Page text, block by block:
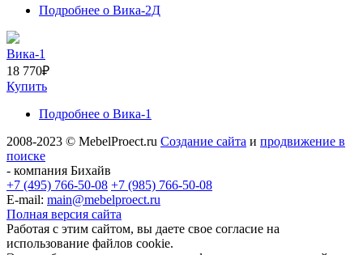
Подробнее о Вика-2Д
Вика-1
18 770₽
Купить
Подробнее о Вика-1
2008-2023 © MebelProect.ru Создание сайта и продвижение в
поиске
- компания Бихайв
+7 (495) 766-50-08 +7 (985) 766-50-08
E-mail: main@mebelproect.ru
Полная версия сайта
Работая с этим сайтом, вы даете свое согласие на
использование файлов cookie.